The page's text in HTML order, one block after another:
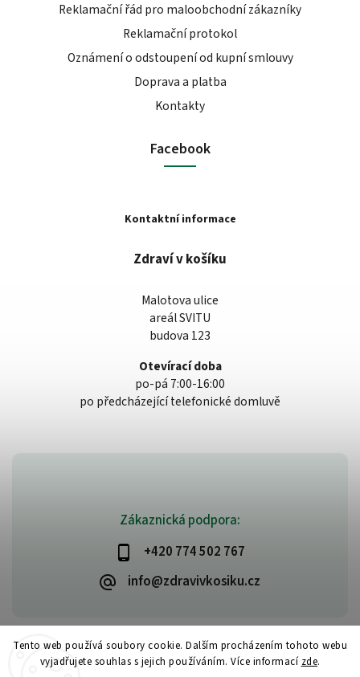
Tento web používá soubory cookie. Dalším procházením tohoto webu
vyjadřujete souhlas s jejich používáním. Více informací zde.
Zákaznická podpora:
+420 774 502 767
info@zdravivkosiku.cz
Reklamační řád pro maloobchodní zákazníky
Reklamační protokol
Oznámení o odstoupení od kupní smlouvy
Doprava a platba
Kontakty
Facebook
Kontaktní informace
Zdraví v košíku
Malotova ulice
areál SVITU
budova 123
Otevírací doba
po-pá 7:00-16:00
po předcházející telefonické domluvě